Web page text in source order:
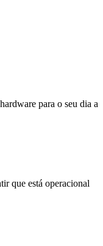
para o seu dia a
que está operacional